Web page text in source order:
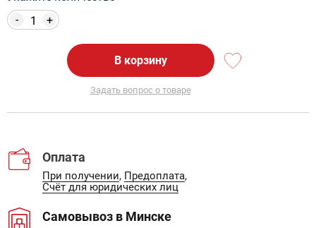
+
-
В корзину
Задать вопрос о товаре
Оплата
При получении, Предоплата,
Счёт для юридических лиц
Самовывоз в Минске